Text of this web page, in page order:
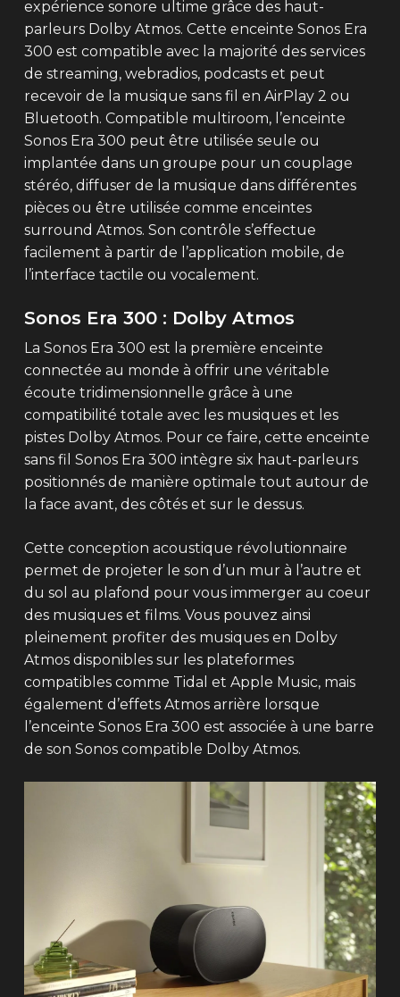
expérience sonore ultime grâce des haut-
parleurs Dolby Atmos. Cette enceinte Sonos Era
300 est compatible avec la majorité des services
de streaming, webradios, podcasts et peut
recevoir de la musique sans fil en AirPlay 2 ou
Bluetooth. Compatible multiroom, l’enceinte
Sonos Era 300 peut être utilisée seule ou
implantée dans un groupe pour un couplage
stéréo, diffuser de la musique dans différentes
pièces ou être utilisée comme enceintes
surround Atmos. Son contrôle s’effectue
facilement à partir de l’application mobile, de
l’interface tactile ou vocalement.
Sonos Era 300 : Dolby Atmos
La Sonos Era 300 est la première enceinte
connectée au monde à offrir une véritable
écoute tridimensionnelle grâce à une
compatibilité totale avec les musiques et les
pistes Dolby Atmos. Pour ce faire, cette enceinte
sans fil Sonos Era 300 intègre six haut-parleurs
positionnés de manière optimale tout autour de
la face avant, des côtés et sur le dessus.
Cette conception acoustique révolutionnaire
permet de projeter le son d’un mur à l’autre et
du sol au plafond pour vous immerger au coeur
des musiques et films. Vous pouvez ainsi
pleinement profiter des musiques en Dolby
Atmos disponibles sur les plateformes
compatibles comme Tidal et Apple Music, mais
également d’effets Atmos arrière lorsque
l’enceinte Sonos Era 300 est associée à une barre
de son Sonos compatible Dolby Atmos.